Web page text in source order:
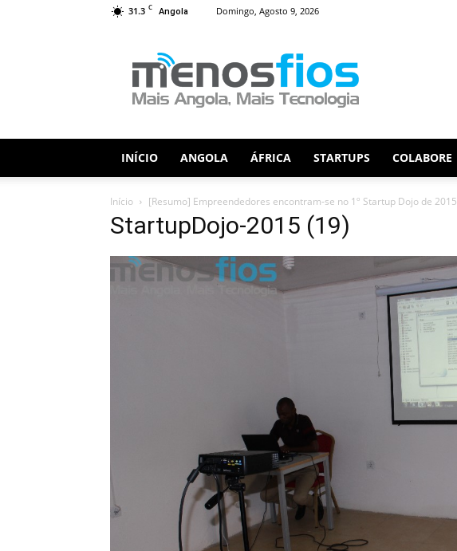
31.3 C Angola Domingo, Agosto 9, 2026
Fios
INÍCIO ANGOLA ÁFRICA STARTUPS COLABORE
Início [Resumo] Empreendedores encontram-se no 1º Startup Dojo de 2015
StartupDojo-2015 (19)